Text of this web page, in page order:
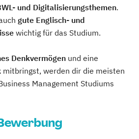
und Digitalisierungsthemen.
gute Englisch- und
wichtig für das Studium.
Denkvermögen und eine
mitbringst, werden dir die meisten
Management Studiums